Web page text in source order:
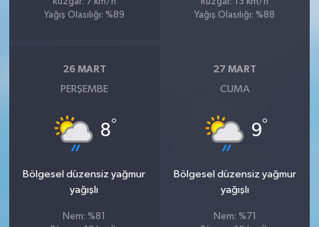
Yağış Olasılığı: %89
Yağış Olasılığı: %88
26 MART
PERŞEMBE
8°
Bölgesel düzensiz yağmur
yağışlı
Nem: %81
27 MART
CUMA
9°
Bölgesel düzensiz yağmur
yağışlı
Nem: %71